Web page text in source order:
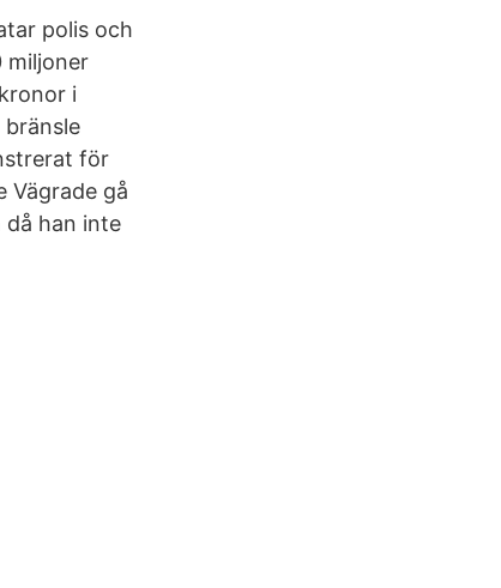
polis och
miljoner
i
för
Vägrade gå
då han inte